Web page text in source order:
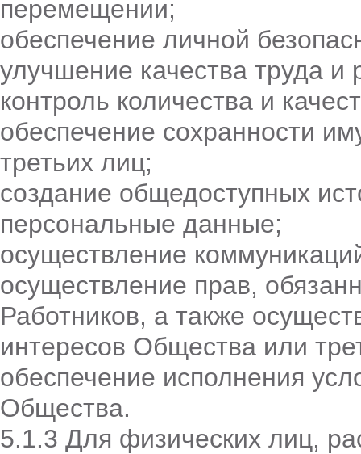
перемещении;
обеспечение личной
улучшение качества труда
контроль количества и
обеспечение сохранности
третьих лиц;
создание общедоступных
персональные данные;
осуществление
осуществление прав,
Работников, а также
интересов Общества или
обеспечение исполнения
Общества.
5.1.3 Для физических лиц,